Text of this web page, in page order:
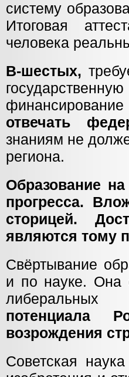
систему
Итоговая
человека
В-шестых,
отвечать
знаниям не
региона.
Образование
прогресса.
сторицей.
являются тому
Свёртывание
и по науке. Она
потенциала
возрождения
Советская